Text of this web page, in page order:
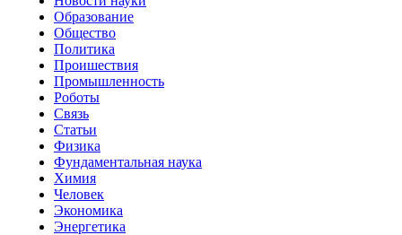
Образование
Общество
Политика
Проишествия
Промышленность
Роботы
Связь
Статьи
Физика
Фундаментальная наука
Химия
Человек
Экономика
Энергетика